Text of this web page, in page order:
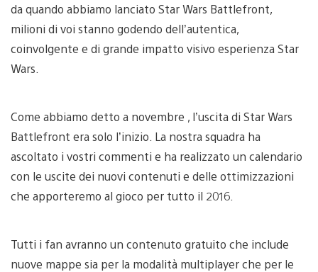
da quando abbiamo lanciato Star Wars Battlefront,
milioni di voi stanno godendo dell’autentica,
coinvolgente e di grande impatto visivo esperienza Star
Wars.
Come abbiamo detto a novembre , l’uscita di Star Wars
Battlefront era solo l’inizio. La nostra squadra ha
ascoltato i vostri commenti e ha realizzato un calendario
con le uscite dei nuovi contenuti e delle ottimizzazioni
che apporteremo al gioco per tutto il 2016.
Tutti i fan avranno un contenuto gratuito che include
nuove mappe sia per la modalità multiplayer che per le